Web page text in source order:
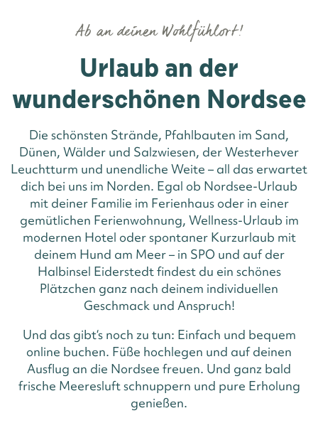
Urlaub an der
wunderschönen Nordsee
Ab an deinen Wohlfühlort!
Die schönsten Strände, Pfahlbauten im Sand,
Dünen, Wälder und Salzwiesen, der Westerhever
Leuchtturm und unendliche Weite – all das erwartet
dich bei uns im Norden. Egal ob Nordsee-Urlaub
mit deiner Familie im Ferienhaus oder in einer
gemütlichen Ferienwohnung, Wellness-Urlaub im
modernen Hotel oder spontaner Kurzurlaub mit
deinem Hund am Meer – in SPO und auf der
Halbinsel Eiderstedt findest du ein schönes
Plätzchen ganz nach deinem individuellen
Geschmack und Anspruch!
Und das gibt‘s noch zu tun: Einfach und bequem
online buchen. Füße hochlegen und auf deinen
Ausflug an die Nordsee freuen. Und ganz bald
frische Meeresluft schnuppern und pure Erholung
genießen.